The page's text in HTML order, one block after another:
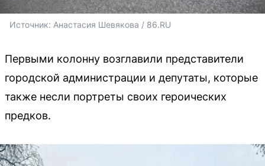
Источник: Анастасия Шевякова / 86.RU
Первыми колонну возглавили представители
городской администрации и депутаты, которые
также несли портреты своих героических
предков.